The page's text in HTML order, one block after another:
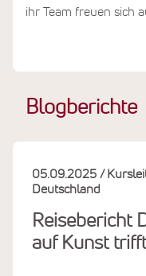
Blogberichte
Reisebericht
auf Kunst trifft
05.09.2025
Deutschland
ihr Team freuen sich